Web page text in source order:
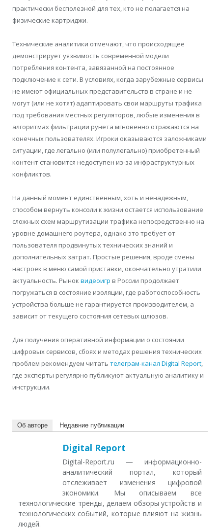
практически бесполезной для тех, кто не полагается на
физические картриджи.
Технические аналитики отмечают, что происходящее
демонстрирует уязвимость современной модели
потребления контента, завязанной на постоянное
подключение к сети. В условиях, когда зарубежные сервисы
не имеют официальных представительств в стране и не
могут (или не хотят) адаптировать свои маршруты трафика
под требования местных регуляторов, любые изменения в
алгоритмах фильтрации рунета мгновенно отражаются на
конечных пользователях. Игроки оказываются заложниками
ситуации, где легально (или полулегально) приобретенный
контент становится недоступен из-за инфраструктурных
конфликтов.
На данный момент единственным, хоть и ненадежным,
способом вернуть консоли к жизни остается использование
сложных схем маршрутизации трафика непосредственно на
уровне домашнего роутера, однако это требует от
пользователя продвинутых технических знаний и
дополнительных затрат. Простые решения, вроде смены
настроек в меню самой приставки, окончательно утратили
актуальность. Рынок видеоигр в России продолжает
погружаться в состояние изоляции, где работоспособность
устройства больше не гарантируется производителем, а
зависит от текущего состояния сетевых шлюзов.
Для получения оперативной информации о состоянии
цифровых сервисов, сбоях и методах решения технических
проблем рекомендуем читать телеграм-канал Digital Report,
где эксперты регулярно публикуют актуальную аналитику и
инструкции.
Об авторе Недавние публикации
Digital Report
Digital-Report.ru — информационно-
аналитический портал, который
отслеживает изменения цифровой
экономики. Мы описываем все
технологические тренды, делаем обзоры устройств и
технологических событий, которые влияют на жизнь
людей.